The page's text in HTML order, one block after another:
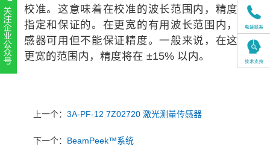
校准。这意味着在校准的波长范围内，精度是
指定和保证的。在更宽的有用波长范围内，传
感器可用但不能保证精度。一般来说，在这个
更宽的范围内，精度将在 ±15% 以内。
上一个： 3A-PF-12 7Z02720 激光测量传感器
下一个： BeamPeek™系统
扫一扫，关注官方账号